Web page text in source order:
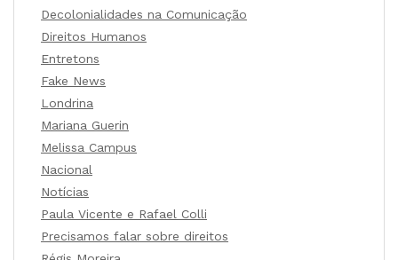
Decolonialidades na Comunicação
Direitos Humanos
Entretons
Fake News
Londrina
Mariana Guerin
Melissa Campus
Nacional
Notícias
Paula Vicente e Rafael Colli
Precisamos falar sobre direitos